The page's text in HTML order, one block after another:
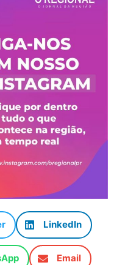
LinkedIn
Email